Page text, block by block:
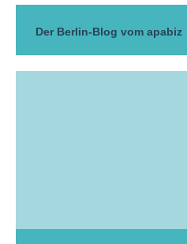
Der Berlin-Blog vom apabiz